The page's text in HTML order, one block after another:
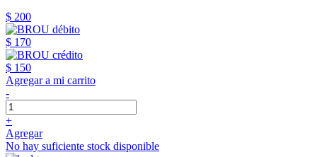
$ 200
$ 170
$ 150
Agregar a mi carrito
-
+
Agregar
No hay suficiente stock disponible